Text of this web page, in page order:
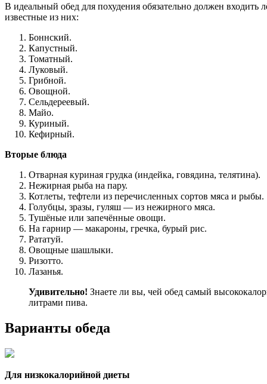
В идеальный обед для похудения обязательно должен
известные из них:
Боннский.
Капустный.
Томатный.
Луковый.
Грибной.
Овощной.
Сельдереевый.
Майо.
Куриный.
Кефирный.
Вторые блюда
Отварная куриная грудка (индейка, говядина, телятина).
Нежирная рыба на пару.
Котлеты, тефтели из перечисленных сортов мяса и рыбы.
Голубцы, зразы, гуляш — из нежирного мяса.
Тушёные или запечённые овощи.
На гарнир — макароны, гречка, бурый рис.
Рататуй.
Овощные шашлыки.
Ризотто.
Лазанья.
Удивительно! Знаете ли вы, чей обед самый
литрами пива.
Варианты обеда
Для низкокалорийной диеты